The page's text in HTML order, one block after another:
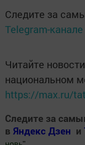
Следите за
Telegram-канале
Читайте
национальном
https://max.ru/
Следите за
в Яндекс Дзен и